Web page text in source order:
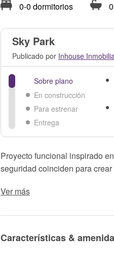
0-0 dormitorios
Sky Park
Publicado por Inhouse
Sobre plano
En construcción
Para estrenar
Entrega
Proyecto funcional inspirado
seguridad coinciden para
Ver más
Características &